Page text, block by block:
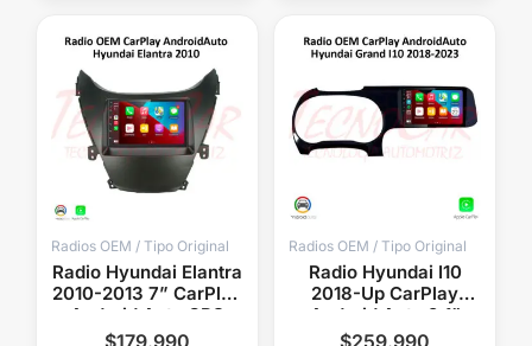
Radios OEM / Tipo Original
Radio Hyundai Elantra
2010-2013 7” CarPlay
Android Auto GPS
Bluetooth Android 15
Radios OEM / Tipo Original
Radio Hyundai I10
2018-Up CarPlay
Android Auto 9.1”
Pantalla OEM Android